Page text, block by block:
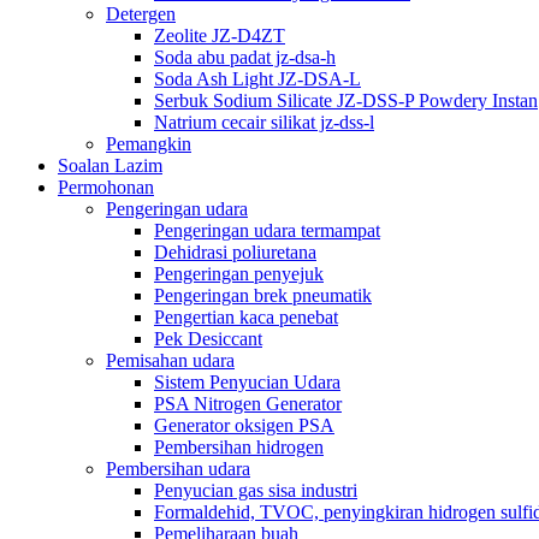
Detergen
Zeolite JZ-D4ZT
Soda abu padat jz-dsa-h
Soda Ash Light JZ-DSA-L
Serbuk Sodium Silicate JZ-DSS-P Powdery Instan
Natrium cecair silikat jz-dss-l
Pemangkin
Soalan Lazim
Permohonan
Pengeringan udara
Pengeringan udara termampat
Dehidrasi poliuretana
Pengeringan penyejuk
Pengeringan brek pneumatik
Pengertian kaca penebat
Pek Desiccant
Pemisahan udara
Sistem Penyucian Udara
PSA Nitrogen Generator
Generator oksigen PSA
Pembersihan hidrogen
Pembersihan udara
Penyucian gas sisa industri
Formaldehid, TVOC, penyingkiran hidrogen
Pemeliharaan buah